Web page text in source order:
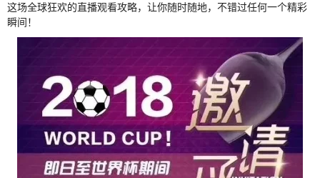
这场全球狂欢的直播观看攻略，让你随时随地，不错过任何一个精彩
瞬间！